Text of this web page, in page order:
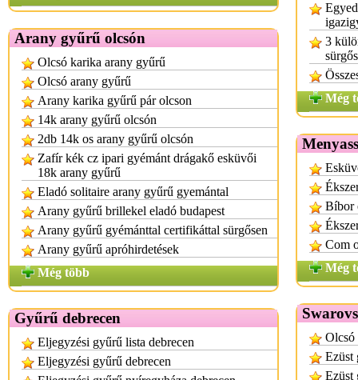
Arany gyűrű olcsón
Olcsó karika arany gyűrű
Olcsó arany gyűrű
Arany karika gyűrű pár olcson
14k arany gyűrű olcsón
2db 14k os arany gyűrű olcsón
Zafír kék cz ipari gyémánt drágakő esküvői
18k arany gyűrű
Eladó solitaire arany gyűrű gyemántal
Arany gyűrű brillekel eladó budapest
Arany gyűrű gyémánttal certifikáttal sürgősen
Arany gyűrű apróhirdetések
Még több
Gyűrű debrecen
Eljegyzési gyűrű lista debrecen
Eljegyzési gyűrű debrecen
3
Még
Bíbor
Com
Még
Olcsó
Ezüst
Ezüst